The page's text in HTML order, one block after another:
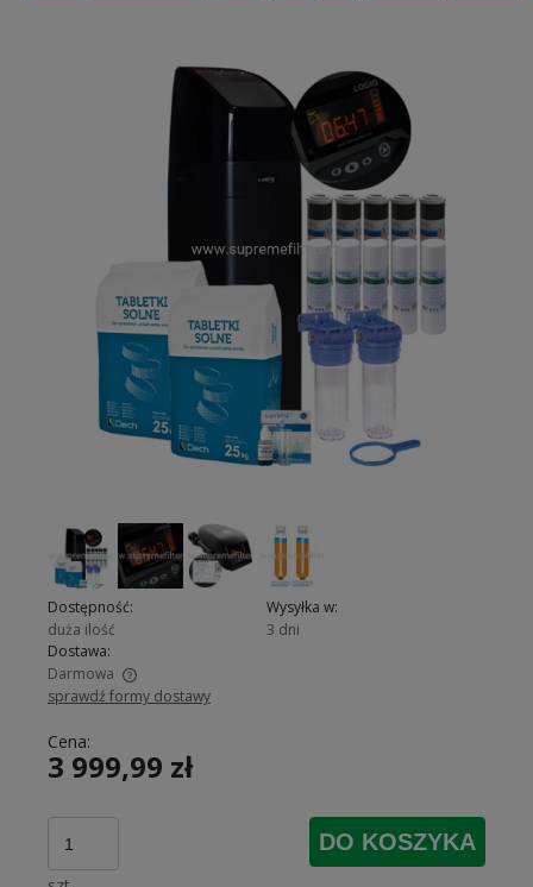
Dostępność:
duża ilość
Wysyłka w:
3 dni
Dostawa:
Darmowa
Cena nie zawiera ewentualnych kosztów płatności
sprawdź formy dostawy
Cena:
3 999,99 zł
DO KOSZYKA